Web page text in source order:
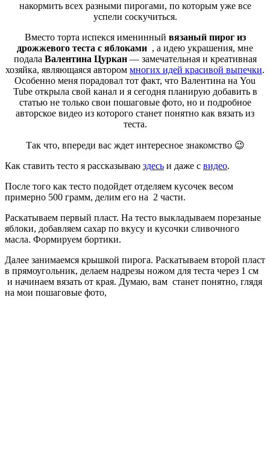
накормить всех разными пирогами, по которым уже все
успели соскучиться.
Вместо торта испекся именинный вязаный пирог из
дрожжевого теста с яблоками , а идею украшения, мне
подала Валентина Цуркан— замечательная и креативная
хозяйка, являющаяся автором многих идей красивой выпечки.
Особенно меня порадовал тот факт, что Валентина на You
Tube открыла свой канал и я сегодня планирую добавить в
статью не только свои пошаговые фото, но и подробное
авторское видео из которого станет понятно как вязать из
теста.
Так что, впереди вас ждет интересное знакомство 😉
Как ставить тесто я рассказываю здесь и даже с видео.
После того как тесто подойдет отделяем кусочек весом
примерно 500 грамм, делим его на 2 части.
Раскатываем первый пласт. На тесто выкладываем порезаные
яблоки, добавляем сахар по вкусу и кусочки сливочного
масла. Формируем бортики.
Далее занимаемся крышкой пирога. Раскатываем второй пласт
в прямоугольник, делаем надрезы ножом для теста через 1 см
и начинаем вязать от края. Думаю, вам станет понятно, глядя
на мои пошаговые фото,